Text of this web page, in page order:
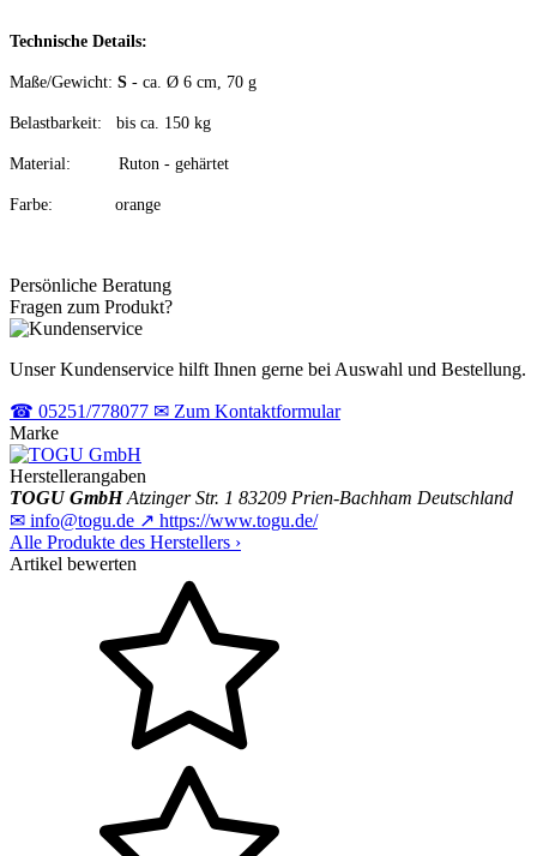
Technische Details:
Maße/Gewicht: S - ca. Ø 6 cm, 70 g
Belastbarkeit: bis ca. 150 kg
Material: Ruton - gehärtet
Farbe: orange
Persönliche Beratung
Fragen zum Produkt?
Unser Kundenservice hilft Ihnen gerne bei Auswahl und Bestellung.
☎ 05251/778077 ✉ Zum Kontaktformular
Marke
Herstellerangaben
TOGU GmbH Atzinger Str. 1 83209 Prien-Bachham Deutschland
✉ info@togu.de ↗ https://www.togu.de/
Alle Produkte des Herstellers ›
Artikel bewerten